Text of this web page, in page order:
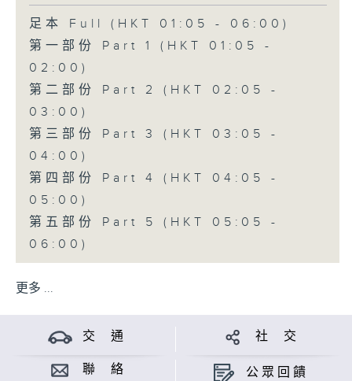
足本 Full (HKT 01:05 - 06:00)
第一部份 Part 1 (HKT 01:05 -
02:00)
第二部份 Part 2 (HKT 02:05 -
03:00)
第三部份 Part 3 (HKT 03:05 -
04:00)
第四部份 Part 4 (HKT 04:05 -
05:00)
第五部份 Part 5 (HKT 05:05 -
06:00)
更多 ...
交 通 社 交
聯 絡 公眾回饋